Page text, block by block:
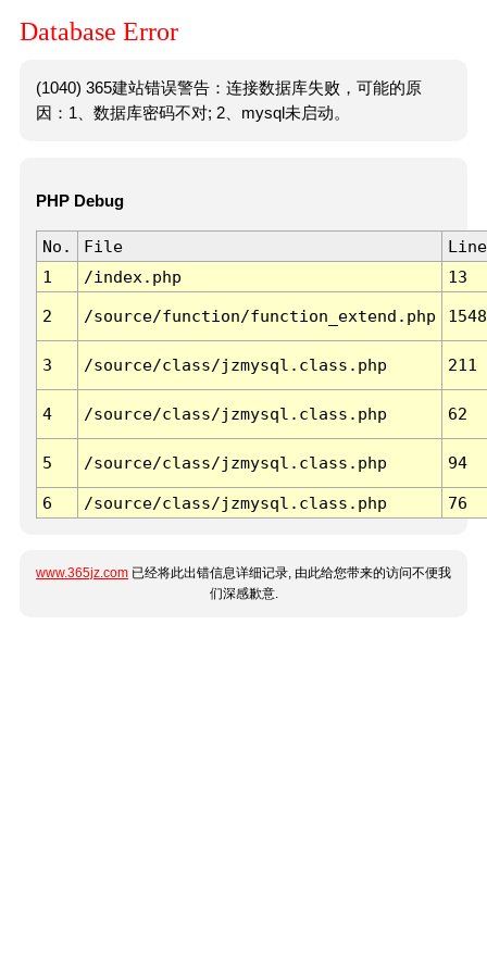
Database Error
(1040) 365建站错误警告：连接数据库失败，可能的原
因：1、数据库密码不对; 2、mysql未启动。
PHP Debug
No. File
Line
1
/index.php 13
2 /source/function/function_extend.php 1548
3 /source/class/jzmysql.class.php 211
4 /source/class/jzmysql.class.php 62
5 /source/class/jzmysql.class.php 94
6 /source/class/jzmysql.class.php 76
www.365jz.com 已经将此出错信息详细记录, 由此给您带来的访问不便我
们深感歉意.